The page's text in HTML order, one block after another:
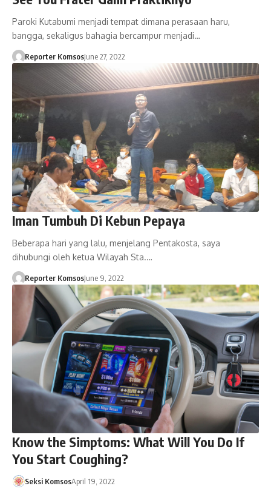
Paroki Kutabumi menjadi tempat dimana perasaan haru,
bangga, sekaligus bahagia bercampur menjadi…
Reporter KomsosJune 27, 2022
Iman Tumbuh Di Kebun Pepaya
Beberapa hari yang lalu, menjelang Pentakosta, saya
dihubungi oleh ketua Wilayah Sta.…
Reporter KomsosJune 9, 2022
Know the Simptoms: What Will You Do If
You Start Coughing?
Seksi KomsosApril 19, 2022